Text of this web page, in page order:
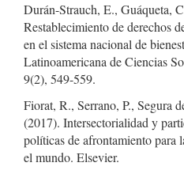
Durán-Strauch, E., Guáqueta,
Restablecimiento de derechos
en el sistema nacional de
Latinoamericana de Ciencias
9(2), 549-559.
Fiorat, R., Serrano, P., Segura
(2017). Intersectorialidad y
políticas de afrontamiento para
el mundo. Elsevier.